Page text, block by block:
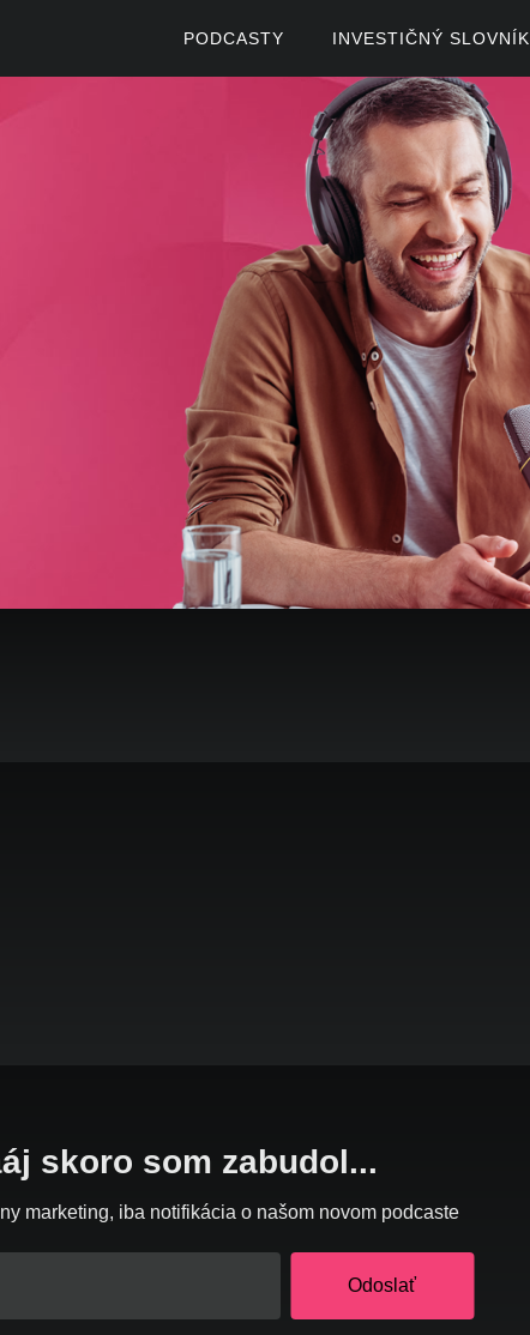
PODCASTY INVESTIČNÝ SLOVNÍK
skoro som zabudol...
marketing, iba notifikácia o našom novom podcaste
Odoslať